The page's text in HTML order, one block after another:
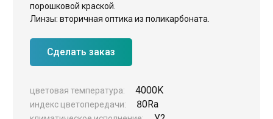
Уличное освещение
Прожекторное освещение
Комплектующие для светильников
порошковой краской.
Линзы: вторичная оптика из поликарбоната.
Сделать заказ
цветовая температура: 4000K
индекс цветопередачи: 80Ra